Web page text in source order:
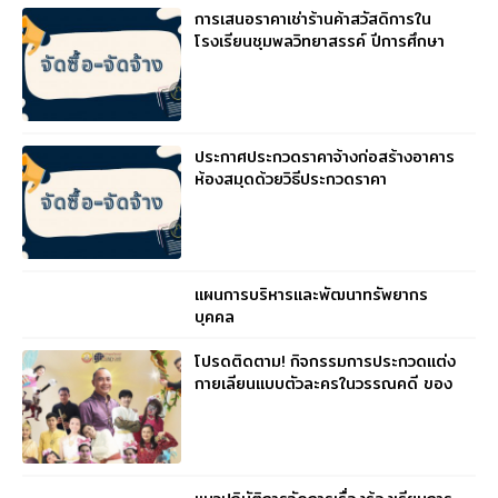
การเสนอราคาเช่าร้านค้าสวัสดิการใน
โรงเรียนชุมพลวิทยาสรรค์ ปีการศึกษา
ประกาศประกวดราคาจ้างก่อสร้างอาคาร
ห้องสมุดด้วยวิธีประกวดราคา
แผนการบริหารและพัฒนาทรัพยากร
บุคคล
โปรดติดตาม! กิจกรรมการประกวดแต่ง
กายเลียนแบบตัวละครในวรรณคดี ของ